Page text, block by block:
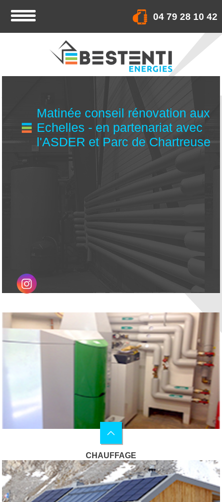
04 79 28 10 42
Matinée conseil rénovation aux
Echelles - en partenariat avec
l'ASDER et Parc de Chartreuse
CHAUFFAGE